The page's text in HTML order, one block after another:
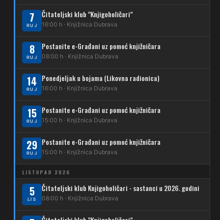
DUBEC
212
223 Dubec – Trnovčica – Dubrava
224 Dubec – Novoselec
261 Dubec – Sesvete – Goranec
262 Dubec – Sesvete – Planina Donja
263 Dubec – Sesvete–Kašina – Pl.Gornja
264 Dubec – Sesvete – Jesenovec
267
7
RUJ
Čitateljski klub "Knjigoholičari"
16:00 h · Knjižnica Dubrava
8
RUJ
Postanite e-Građani uz pomoć knjižničara
08:00 h · Knjižnica Dubrava
14
RUJ
Ponedjeljak u bojama (Likovna radionica)
16:00 h · Knjižnica Dubrava
15
RUJ
Postanite e-Građani uz pomoć knjižničara
15:00 h · Knjižnica Dubrava
29
RUJ
Postanite e-Građani uz pomoć knjižničara
15:00 h · Knjižnica Dubrava
LISTOPAD 2026
5
LIS
Čitateljski klub Knjigoholičari - sastanci u 2026. godini
08:00 h · Knjižnica Dubrava